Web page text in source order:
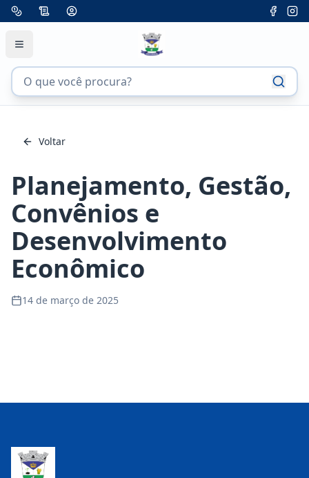
Voltar
Planejamento, Gestão,
Convênios e
Desenvolvimento
Econômico
14 de março de 2025